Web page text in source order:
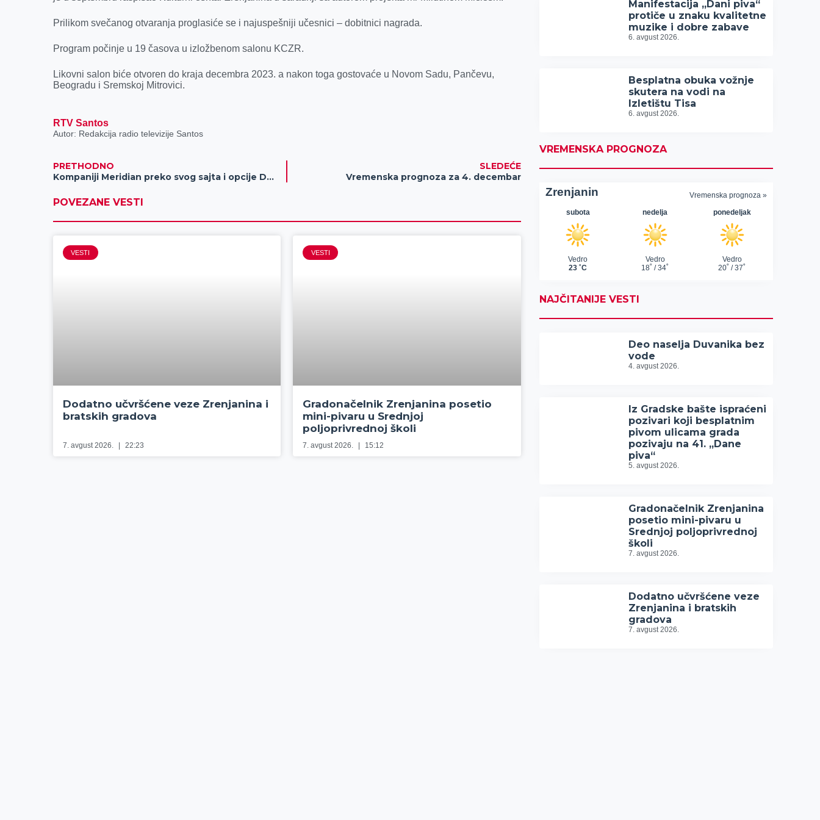
Prilikom svečanog otvaranja proglasiće se i najuspešniji učesnici – dobitnici nagrada.
Program počinje u 19 časova u izložbenom salonu KCZR.
Likovni salon biće otvoren do kraja decembra 2023. a nakon toga gostovaće u Novom Sadu, Pančevu,
Beogradu i Sremskoj Mitrovici.
RTV Santos
Autor: Redakcija radio televizije Santos
PRETHODNO
Kompaniji Meridian preko svog sajta i opcije DONIRAJ pomera granice društvene odgovornosti
SLEDEĆE
Vremenska prognoza za 4. decembar
POVEZANE VESTI
VESTI
Dodatno učvršćene veze Zrenjanina i
bratskih gradova
7. avgust 2026. 22:23
VESTI
Gradonačelnik Zrenjanina posetio
mini-pivaru u Srednjoj
poljoprivrednoj školi
7. avgust 2026. 15:12
Manifestacija „Dani piva“
protiče u znaku kvalitetne
muzike i dobre zabave
6. avgust 2026.
Besplatna obuka vožnje
skutera na vodi na
Izletištu Tisa
6. avgust 2026.
VREMENSKA PROGNOZA
NAJČITANIJE VESTI
Deo naselja Duvanika bez
vode
4. avgust 2026.
Iz Gradske bašte ispraćeni
pozivari koji besplatnim
pivom ulicama grada
pozivaju na 41. „Dane
piva“
5. avgust 2026.
Gradonačelnik Zrenjanina
posetio mini-pivaru u
Srednjoj poljoprivrednoj
školi
7. avgust 2026.
Dodatno učvršćene veze
Zrenjanina i bratskih
gradova
7. avgust 2026.